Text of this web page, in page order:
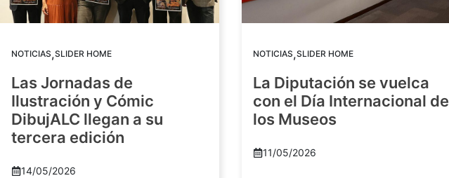
NOTICIAS,SLIDER HOME
Las Jornadas de
Ilustración y Cómic
DibujALC llegan a su
tercera edición
14/05/2026
NOTICIAS,SLIDER HOME
La Diputación se vuelca
con el Día Internacional de
los Museos
11/05/2026